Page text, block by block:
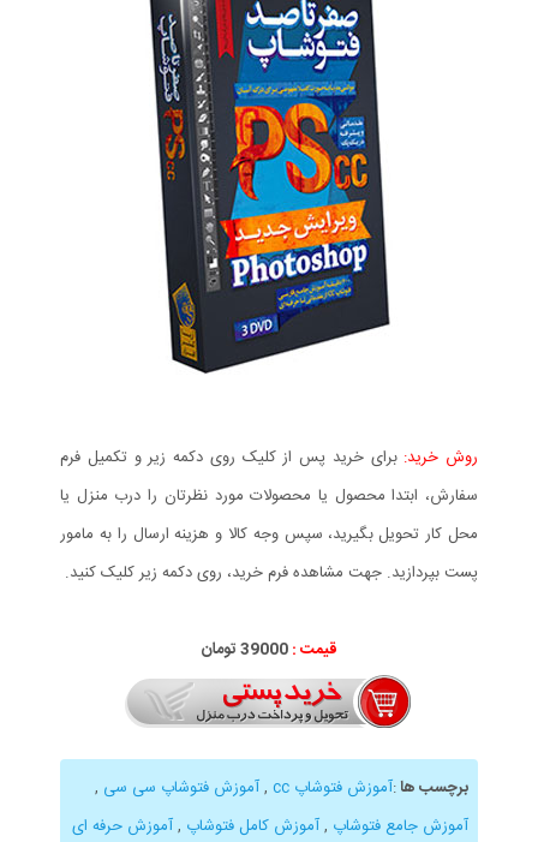
روش خرید: برای خرید پس از کلیک روی دکمه زیر و تکمیل فرم
سفارش، ابتدا محصول یا محصولات مورد نظرتان را درب منزل یا
محل کار تحویل بگیرید، سپس وجه کالا و هزینه ارسال را به مامور
پست بپردازید. جهت مشاهده فرم خرید، روی دکمه زیر کلیک کنید.
قیمت :39000 تومان
برچسب ها:آموزش فتوشاپ cc ,آموزش فتوشاپ سی سی ,
آموزش جامع فتوشاپ ,آموزش کامل فتوشاپ ,آموزش حرفه ای